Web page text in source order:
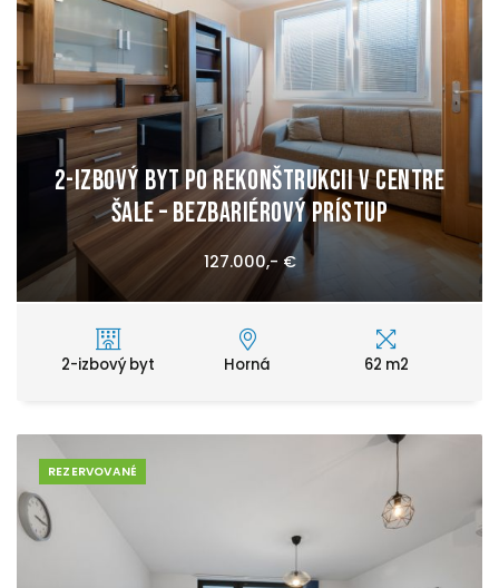
2-izbový byt po rekonštrukcii v centre
Šale – bezbariérový prístup
127.000,- €
2-izbový byt Horná 62 m2
REZERVOVANÉ